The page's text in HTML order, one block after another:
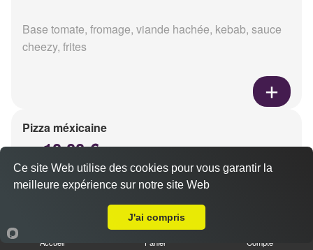
Base tomate, fromage, viande hachée, kebab, sauce
cheezy, frites
Pizza méxicaine
10.00 €
Base sauce barbecue, fromage, viande hachée,
Accueil Panier Compte
Ce site Web utilise des cookies pour vous garantir la
meilleure expérience sur notre site Web
J'ai compris